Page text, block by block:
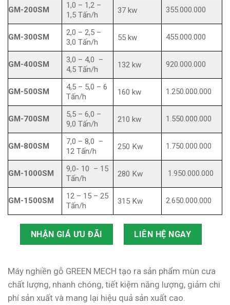
GM-200SM
1,0 – 1,2 –
1,5 Tấn/h
37 kw 355.000.000
GM-300SM
2,0 – 2,5 –
3,0 Tấn/h
55 kw 455.000.000
GM-400SM
3,0 – 4,0 –
4,5 Tấn/h
132 kw 920.000.000
GM-500SM
4,5 – 5,0 – 6
Tấn/h
160 kw 1.250.000.000
GM-700SM
5,5 – 6,0 –
9,0 Tấn/h
210 kw 1.550.000.000
GM-800SM
7,0 – 8,0 –
12 Tấn/h
250 Kw 1.750.000.000
GM-1000SM
9,0- 10 – 15
Tấn/h
280 Kw 1.950.000.000
GM-1500SM
12 – 15 – 25
Tấn/h
315 Kw 2.650.000.000
NHẬN GIÁ ƯU ĐÃI LIÊN HỆ NGAY
Máy nghiền gỗ GREEN MECH tạo ra sản phẩm mùn cưa
chất lượng, nhanh chóng, tiết kiệm năng lượng, giảm chi
phí sản xuất và mang lại hiệu quả sản xuất cao.